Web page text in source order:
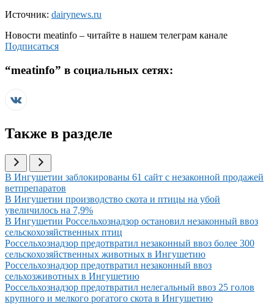
Источник: dairynews.ru
Новости meatinfo – читайте в нашем телеграм канале
Подписаться
“meatinfo” в социальных сетях:
Также в разделе
Иллюстрация новости
В Ингушетии заблокированы 61 сайт с незаконной продажей
ветпрепаратов
Иллюстрация новости
В Ингушетии производство скота и птицы на убой
увеличилось на 7,9%
Иллюстрация новости
В Ингушетии Россельхознадзор остановил незаконный ввоз
сельскохозяйственных птиц
Иллюстрация новости
Россельхознадзор предотвратил незаконный ввоз более 300
сельскохозяйственных животных в Ингушетию
Иллюстрация новости
Россельхознадзор предотвратил незаконный ввоз
сельхозживотных в Ингушетию
Иллюстрация новости
Россельхознадзор предотвратил нелегальный ввоз 25 голов
крупного и мелкого рогатого скота в Ингушетию